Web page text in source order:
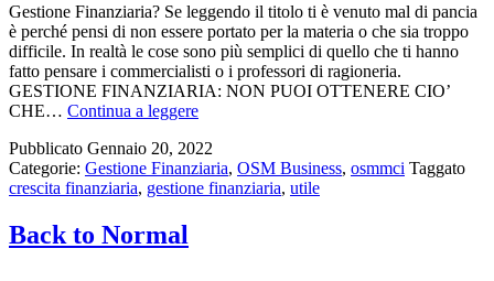
Gestione Finanziaria? Se leggendo il titolo ti è venuto mal di pancia
è perché pensi di non essere portato per la materia o che sia troppo
difficile. In realtà le cose sono più semplici di quello che ti hanno
fatto pensare i commercialisti o i professori di ragioneria.
GESTIONE FINANZIARIA: NON PUOI OTTENERE CIO’
CHE… Continua a leggere5
D’ORO
PER
LA
Pubblicato Gennaio 20, 2022
Categorie: Gestione Finanziaria, OSM Business, osmmci Taggato
crescita finanziaria, gestione finanziaria, utile
Back to Normal